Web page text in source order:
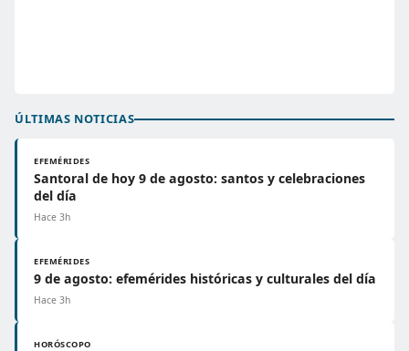
ÚLTIMAS NOTICIAS
EFEMÉRIDES
Santoral de hoy 9 de agosto: santos y celebraciones
del día
Hace 3h
EFEMÉRIDES
9 de agosto: efemérides históricas y culturales del día
Hace 3h
HORÓSCOPO